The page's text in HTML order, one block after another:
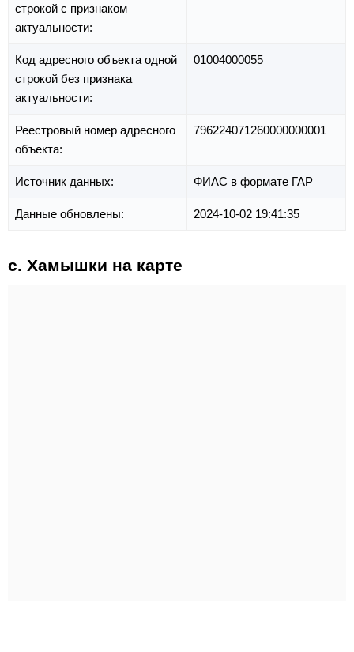
строкой с признаком
актуальности:
Код адресного объекта одной
строкой без признака
актуальности:
01004000055
Реестровый номер адресного
объекта:
796224071260000000001
Источник данных: ФИАС в формате ГАР
Данные обновлены: 2024-10-02 19:41:35
с. Хамышки на карте